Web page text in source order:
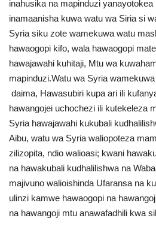
inahusika na mapinduzi
inamaanisha kuwa watu wa Siria si
Syria siku zote wamekuwa watu
hawaogopi kifo, wala hawaogopi
hawajawahi kuhitaji, Mtu wa
mapinduzi.Watu wa Syria
daima, Hawasubiri kupa ari ili
hawangojei uchochezi ili kutekeleza
Syria hawajawahi kukubali
Aibu, watu wa Syria waliopoteza
zilizopita, ndio walioasi; kwani
na hawakubali kudhalilishwa na
majivuno walioishinda Ufaransa na
ulinzi kamwe hawaogopi na
na hawangoji mtu anawafadhili kwa